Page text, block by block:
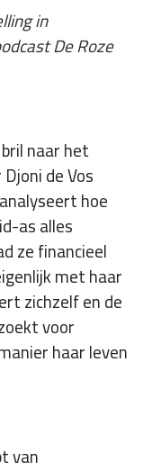
in
De Roze
naar het
de Vos
hoe
as alles
ze financieel
met haar
zichzelf en de
voor
haar leven
van